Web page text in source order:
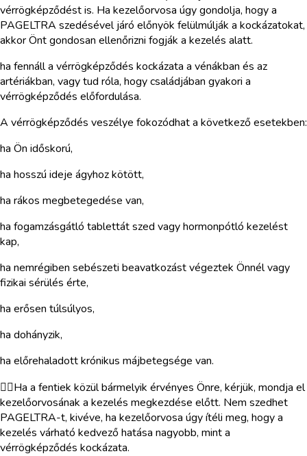
vérrögképződést is. Ha kezelőorvosa úgy gondolja, hogy a
PAGELTRA szedésével járó előnyök felülmúlják a kockázatokat,
akkor Önt gondosan ellenőrizni fogják a kezelés alatt.
ha fennáll a vérrögképződés kockázata a vénákban és az
artériákban, vagy tud róla, hogy családjában gyakori a
vérrögképződés előfordulása.
A vérrögképződés veszélye fokozódhat a következő esetekben:
ha Ön időskorú,
ha hosszú ideje ágyhoz kötött,
ha rákos megbetegedése van,
ha fogamzásgátló tablettát szed vagy hormonpótló kezelést
kap,
ha nemrégiben sebészeti beavatkozást végeztek Önnél vagy
fizikai sérülés érte,
ha erősen túlsúlyos,
ha dohányzik,
ha előrehaladott krónikus májbetegsége van.
Ha a fentiek közül bármelyik érvényes Önre, kérjük, mondja el
kezelőorvosának a kezelés megkezdése előtt. Nem szedhet
PAGELTRA-t, kivéve, ha kezelőorvosa úgy ítéli meg, hogy a
kezelés várható kedvező hatása nagyobb, mint a
vérrögképződés kockázata.